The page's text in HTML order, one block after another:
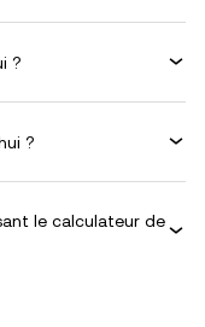
?
?
le calculateur de